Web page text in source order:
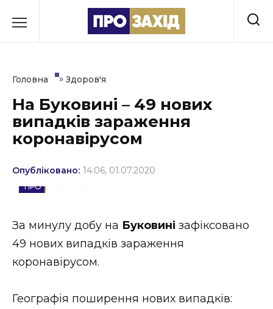
до
Культура
Освіта
Події
Соціум
Спорт
Головна » Здоров'я
На Буковині – 49 нових
випадків зараження
коронавірусом
Опубліковано: 14:06, 01.07.2020
За минулу добу на Буковині зафіксовано
49 нових випадків зараження
коронавірусом.
Географія поширення нових випадків: